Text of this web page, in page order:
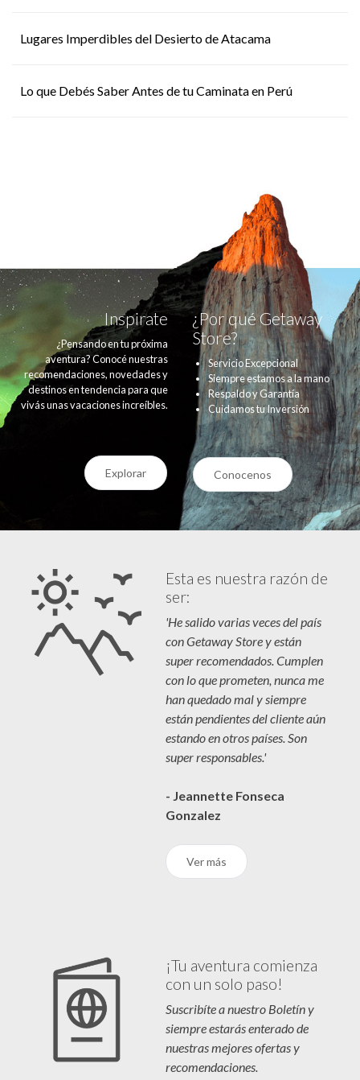
Lugares Imperdibles del Desierto de Atacama
Lo que Debés Saber Antes de tu Caminata en Perú
Inspirate
¿Pensando en tu próxima
aventura? Conocé nuestras
recomendaciones, novedades y
destinos en tendencia para que
vivás unas vacaciones increíbles.
¿Por qué Getaway
Store?
Servicio Excepcional
Siempre estamos a la mano
Respaldo y Garantía
Cuidamos tu Inversión
Explorar Conocenos
Esta es nuestra razón de
ser:
'He salido varias veces del país
con Getaway Store y están
super recomendados. Cumplen
con lo que prometen, nunca me
han quedado mal y siempre
están pendientes del cliente aún
estando en otros países. Son
super responsables.'
- Jeannette Fonseca
Gonzalez
Ver más
¡Tu aventura comienza
con un solo paso!
Suscribíte a nuestro Boletín y
siempre estarás enterado de
nuestras mejores ofertas y
recomendaciones.